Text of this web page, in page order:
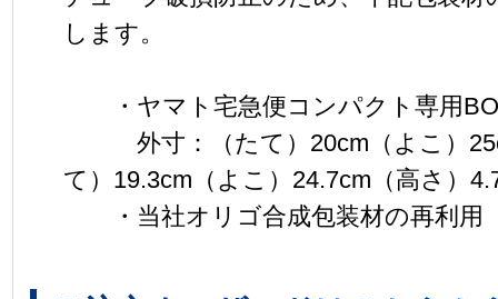
します。
・ヤマト宅急便コンパクト専用
外寸：（たて）20cm（よこ）
て）19.3cm（よこ）24.7cm（高さ）
・当社オリゴ合成包装材の再利用